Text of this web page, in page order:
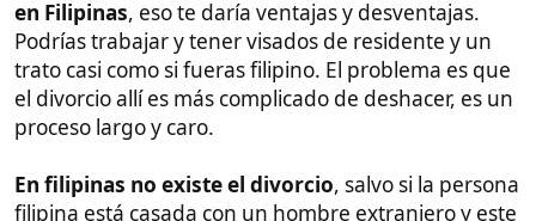
Si tu comunidad autónoma no te lo permite,
tienes dos opciones:Seguir el mismo
procedimiento y casarte por el registro civil (Es más
tedioso pero se puede hacer) o empadronarte al
menos 3 meses antes de la boda en otro municipio
no ponga pegas.